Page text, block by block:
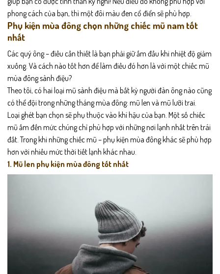
phong cách của bạn, thì một đôi màu đen cổ điển sẽ phù hợp.
Phụ kiện mùa đông chọn những chiếc mũ nam tốt
nhất
Các quý ông – điều cần thiết là bạn phải giữ ấm đầu khi nhiệt độ giảm
xuống. Và cách nào tốt hơn để làm điều đó hơn là với một chiếc mũ
mùa đông sành điệu?
Theo tôi, có hai loại mũ sành điệu mà bất kỳ người đàn ông nào cũng
có thể đội trong những tháng mùa đông: mũ len và mũ lưỡi trai.
Loại ghét bạn chọn sẽ phụ thuộc vào khí hậu của bạn. Một số chiếc
mũ ấm đến mức chúng chỉ phù hợp với những nơi lạnh nhất trên trái
đất. Trong khi những chiếc mũ – phụ kiện mùa đông khác sẽ phù hợp
hơn với nhiều mức thời tiết lạnh khác nhau.
1. Mũ len phụ kiện mùa đông tốt nhất